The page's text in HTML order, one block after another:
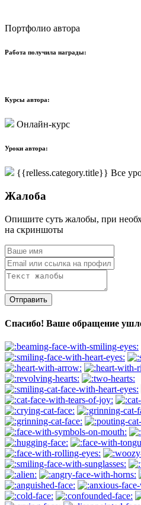
Портфолио автора
Работа получила награды:
Курсы автора:
Онлайн-курс
Уроки автора:
{{relless.category.title}} Все
Жалоба
Опишите суть жалобы, при
на скриншоты
Отправить
Спасибо! Ваше обращение